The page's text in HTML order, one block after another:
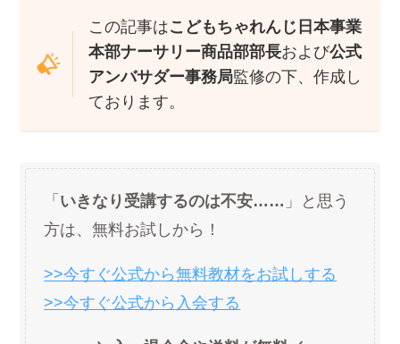
この記事はこどもちゃれんじ日本事業
本部ナーサリー商品部部長および公式
アンバサダー事務局監修の下、作成し
ております。
「 いきなり受講するのは不安…… 」と思う
方は、無料お試しから！
>>今すぐ公式から無料教材をお試しする
>>今すぐ公式から入会する